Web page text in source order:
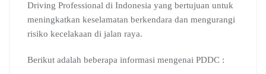
Driving Professional di Indonesia yang bertujuan untuk
meningkatkan keselamatan berkendara dan mengurangi
risiko kecelakaan di jalan raya.
Berikut adalah beberapa informasi mengenai PDDC :